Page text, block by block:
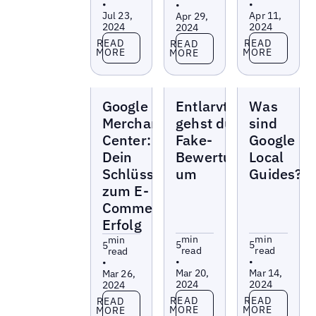
•
Jul 23,
2024
Read more
READ
MORE
•
Apr 29,
2024
Read more
READ
MORE
•
Apr 11,
2024
Read more
READ
MORE
Google
Merchant
Center:
Dein
Schlüssel
zum E-
Commerce-
Erfolg
5min
read
•
Mar 26,
2024
Read more
READ
MORE
Entlarvt: So
gehst du mit
Fake-
Bewertungen
um
5min
read
•
Mar 20,
2024
Read more
READ
MORE
Was
sind
Google
Local
Guides?
5min
read
•
Mar 14,
2024
Read more
READ
MORE